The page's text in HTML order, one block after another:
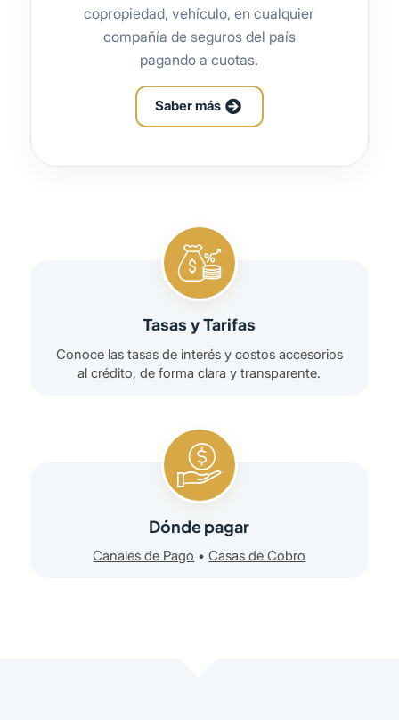
copropiedad, vehículo, en cualquier
compañía de seguros del país
pagando a cuotas.
Saber más
Tasas y Tarifas
Conoce las tasas de interés y costos accesorios
al crédito, de forma clara y transparente.
Dónde pagar
Canales de Pago •Casas de Cobro